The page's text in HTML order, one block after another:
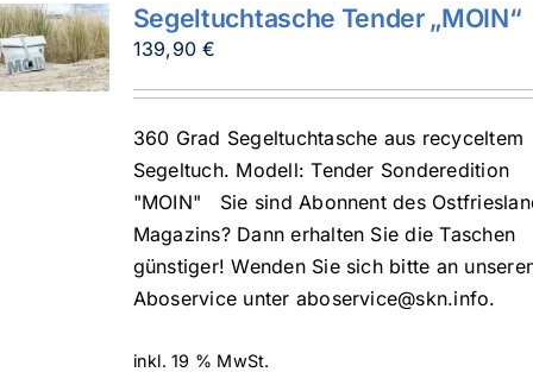
Segeltuchtasche Tender „MOIN“
139,90€
360 Grad Segeltuchtasche aus recyceltem
Segeltuch. Modell: Tender Sonderedition
"MOIN" Sie sind Abonnent des
Magazins? Dann erhalten Sie die Taschen
günstiger! Wenden Sie sich bitte an
Aboservice unter aboservice@skn.info.
inkl. 19 % MwSt.